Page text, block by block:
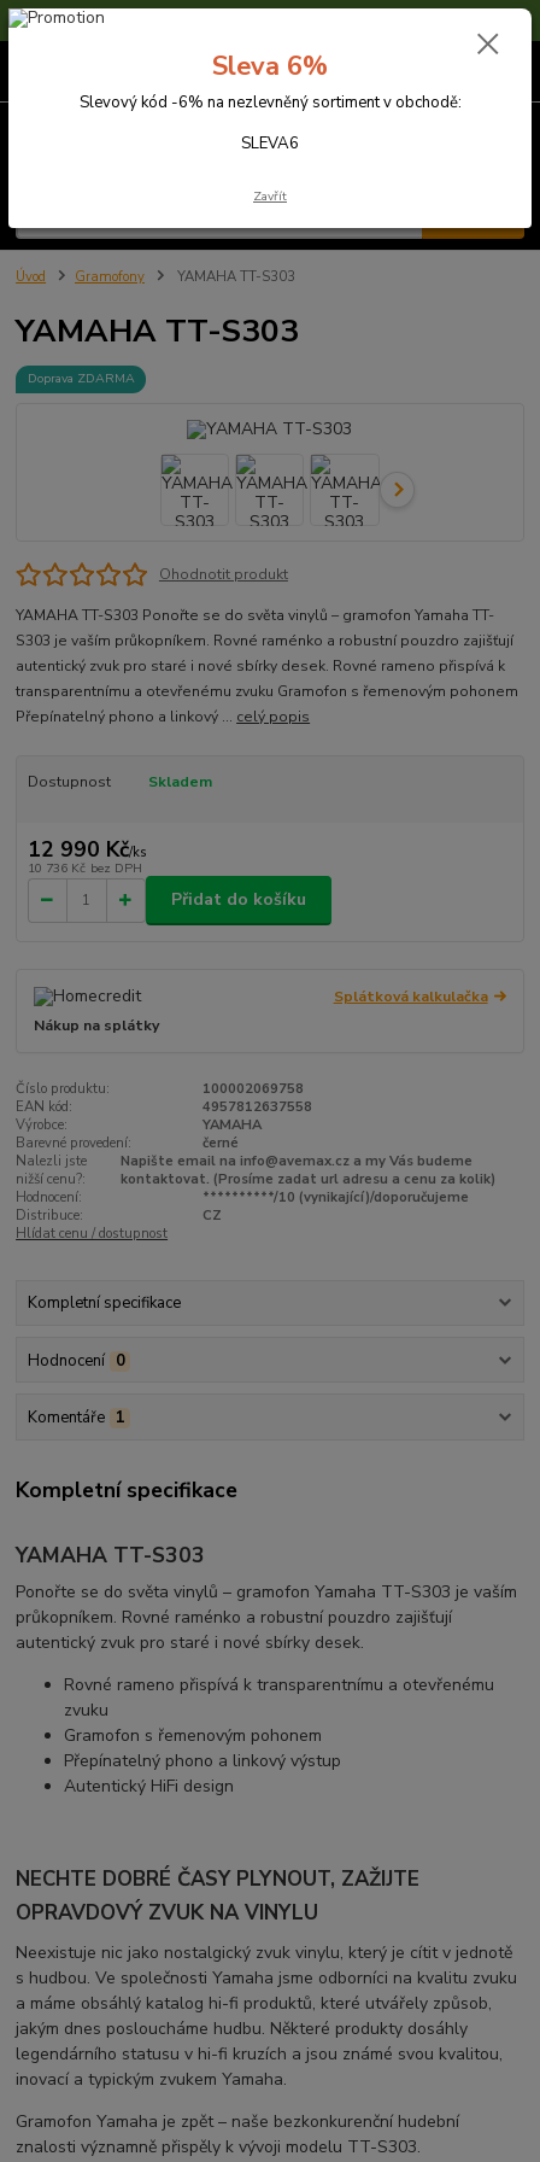
Sleva 6% na nezlevněné zboží s kódem SLEVA6
Úvod Gramofony YAMAHA TT-S303
YAMAHA TT-S303
Doprava ZDARMA
Ohodnotit produkt
YAMAHA TT-S303 Ponořte se do světa vinylů – gramofon Yamaha TT-
S303 je vaším průkopníkem. Rovné raménko a robustní pouzdro zajišťují
autentický zvuk pro staré i nové sbírky desek. Rovné rameno přispívá k
transparentnímu a otevřenému zvuku Gramofon s řemenovým pohonem
Přepínatelný phono a linkový ... celý popis
Dostupnost Skladem
12 990 Kč/ks
10 736 Kč bez DPH
Přidat do košíku
Splátková kalkulačka
Nákup na splátky
Číslo produktu:
100002069758
EAN kód:
4957812637558
Výrobce:
YAMAHA
Barevné provedení:
černé
Nalezli jste
nižší cenu?:
Napište email na info@avemax.cz a my Vás budeme
kontaktovat. (Prosíme zadat url adresu a cenu za kolik)
Hodnocení:
**********/10 (vynikající)/doporučujeme
Distribuce:
CZ
Hlídat cenu / dostupnost
Kompletní specifikace
Hodnocení 0
Komentáře 1
Kompletní specifikace
YAMAHA TT-S303
Ponořte se do světa vinylů – gramofon Yamaha TT-S303 je vaším
průkopníkem. Rovné raménko a robustní pouzdro zajišťují
autentický zvuk pro staré i nové sbírky desek.
Rovné rameno přispívá k transparentnímu a otevřenému
zvuku
Gramofon s řemenovým pohonem
Přepínatelný phono a linkový výstup
Autentický HiFi design
NECHTE DOBRÉ ČASY PLYNOUT, ZAŽIJTE
OPRAVDOVÝ ZVUK NA VINYLU
Neexistuje nic jako nostalgický zvuk vinylu, který je cítit v jednotě
s hudbou. Ve společnosti Yamaha jsme odborníci na kvalitu zvuku
a máme obsáhlý katalog hi-fi produktů, které utvářely způsob,
jakým dnes posloucháme hudbu. Některé produkty dosáhly
legendárního statusu v hi-fi kruzích a jsou známé svou kvalitou,
inovací a typickým zvukem Yamaha.
Gramofon Yamaha je zpět – naše bezkonkurenční hudební
znalosti významně přispěly k vývoji modelu TT-S303.
Sleva 6%
Slevový kód -6% na nezlevněný sortiment v obchodě:
SLEVA6
Zavřít